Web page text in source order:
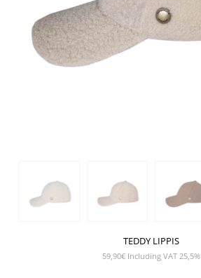
TEDDY LIPPIS
59,90€ Including VAT 25,5%